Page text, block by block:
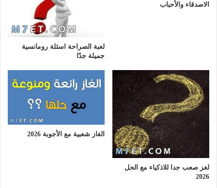
الاصدقاء والأحباب
لعبة الصراحة اسئلة رومانسية
جميلة جدًا
لغز صعب جدا للاذكياء مع الحل
2026
الغاز شعبية مع الأجوبة 2026